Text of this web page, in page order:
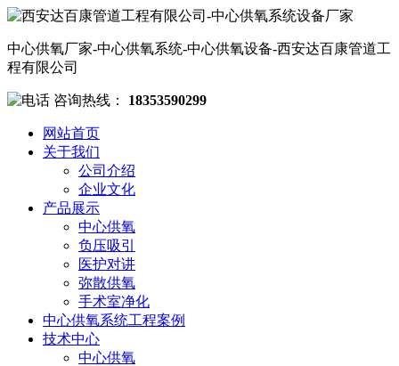
中心供氧厂家-中心供氧系统-中心供氧设备-西安达百康管道工
程有限公司
咨询热线： 18353590299
网站首页
关于我们
公司介绍
企业文化
产品展示
中心供氧
负压吸引
医护对讲
弥散供氧
手术室净化
中心供氧系统工程案例
技术中心
中心供氧